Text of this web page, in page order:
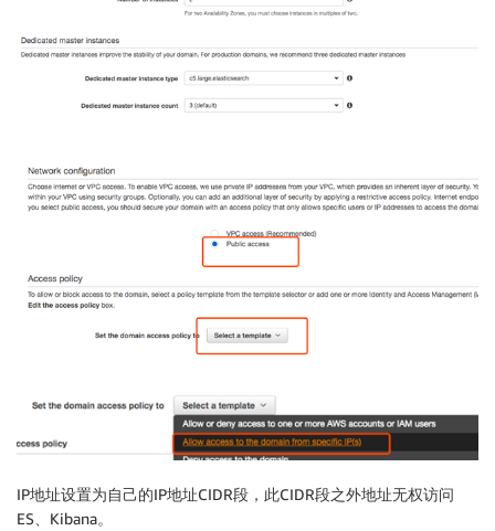
IP地址设置为自己的IP地址CIDR段，此CIDR段之外地址无权访问
ES、Kibana。